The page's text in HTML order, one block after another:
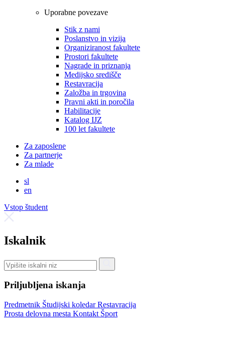
Uporabne povezave
Stik z nami
Poslanstvo in vizija
Organiziranost fakultete
Prostori fakultete
Nagrade in priznanja
Medijsko središče
Restavracija
Založba in trgovina
Pravni akti in poročila
Habilitacije
Katalog IJZ
100 let fakultete
Za zaposlene
Za partnerje
Za mlade
sl
en
Vstop študent
Iskalnik
Priljubljena iskanja
Predmetnik Študijski koledarRestavracija
Prosta delovna mesta Kontakt Šport